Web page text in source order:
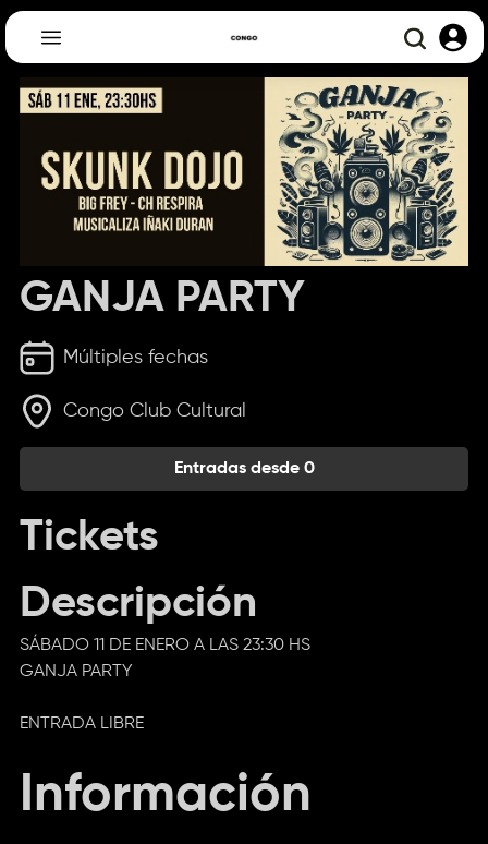
GANJA PARTY
Múltiples fechas
Congo Club Cultural
Entradas desde 0
Tickets
Descripción
SÁBADO 11 DE ENERO A LAS 23:30 HS
GANJA PARTY
ENTRADA LIBRE
Información